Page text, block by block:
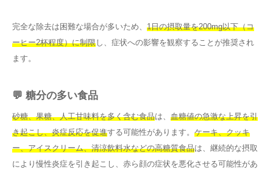
完全な除去は困難な場合が多いため、 1日の摂取量を200mg以下（コ
ーヒー2杯程度）に制限し、症状への影響を観察することが推奨され
ます。
💬 糖分の多い食品
砂糖、果糖、人工甘味料を多く含む食品は、 血糖値の急激な上昇を引
き起こし、炎症反応を促進する可能性があります。 ケーキ、クッキ
ー、アイスクリーム、清涼飲料水などの高糖質食品は、継続的な摂取
により慢性炎症を引き起こし、赤ら顔の症状を悪化させる可能性があ